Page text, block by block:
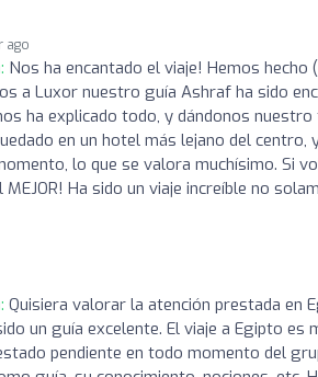
ago
Nos ha encantado el viaje! Hemos
a Luxor nuestro guía Ashraf ha sido
ha explicado todo, y dándonos
en un hotel más lejano del
lo que se valora muchísimo. Si
Ha sido un viaje increíble no
Quisiera valorar la atención prestada en
un guía excelente. El viaje a Egipto
pendiente en todo momento del